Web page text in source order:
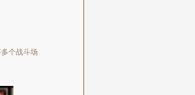
个战斗场